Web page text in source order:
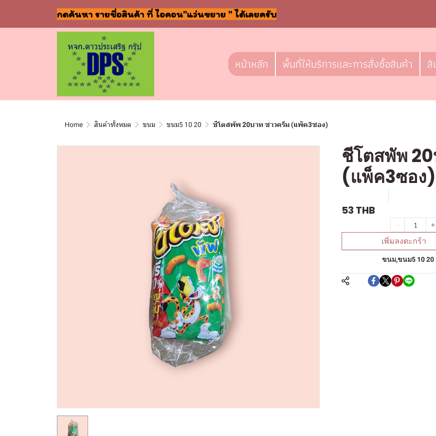
กดค้นหา รายชื่อสินค้า ที่ ไอคอน"แว่นขยาย " ได้เลยครับ
หน้าหลัก พื้นที่ให้บริการและการสั่งซื้อสินค้า
Home สินค้าทั้งหมด ขนม ขนม5 10 20 ชีโตสพัพ 20บาท ซาวครีม (แพ็ค3ซอง)
ชีโตสพัพ
(แพ็ค3ซอง)
53 THB
เพิ่มลงตะกร้า
ขนม,ขนม5 10 20